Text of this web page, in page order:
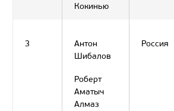
Кокинью
3
Антон
Шибалов
Роберт
Аматыч
Алмаз
Россия